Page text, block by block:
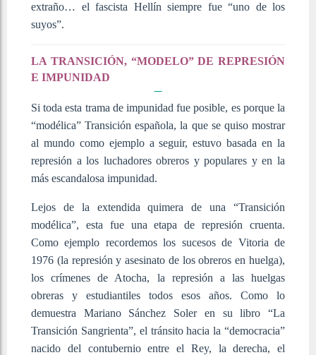
extraño… el fascista Hellín siempre fue “uno de los
suyos”.
LA TRANSICIÓN, “MODELO” DE REPRESIÓN
E IMPUNIDAD
Si toda esta trama de impunidad fue posible, es porque la
“modélica” Transición española, la que se quiso mostrar
al mundo como ejemplo a seguir, estuvo basada en la
represión a los luchadores obreros y populares y en la
más escandalosa impunidad.
Lejos de la extendida quimera de una “Transición
modélica”, esta fue una etapa de represión cruenta.
Como ejemplo recordemos los sucesos de Vitoria de
1976 (la represión y asesinato de los obreros en huelga),
los crímenes de Atocha, la represión a las huelgas
obreras y estudiantiles todos esos años. Como lo
demuestra Mariano Sánchez Soler en su libro “La
Transición Sangrienta”, el tránsito hacia la “democracia”
nacido del contubernio entre el Rey, la derecha, el